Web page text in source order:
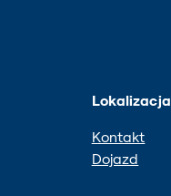
Lokalizacja
Kontakt
Dojazd